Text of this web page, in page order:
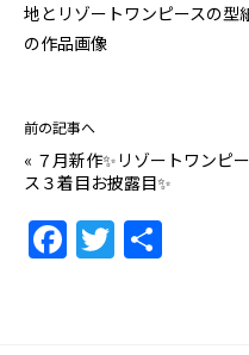
地とリゾートワンピースの型
の作品画像
前の記事へ
« ７月新作✨リゾートワンピー
ス３着目お披露目✨
F
a
T
w